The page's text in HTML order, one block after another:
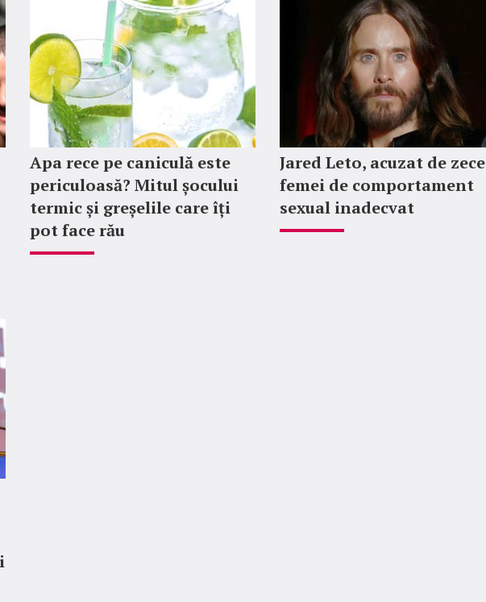
Apa rece pe caniculă este
periculoasă? Mitul șocului
termic și greșelile care îți
pot face rău
Jared Leto, acuzat de zece
femei de comportament
sexual inadecvat